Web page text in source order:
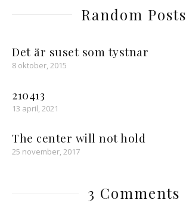
Random Posts
Det är suset som tystnar
8 oktober, 2015
210413
13 april, 2021
The center will not hold
25 november, 2017
3 Comments